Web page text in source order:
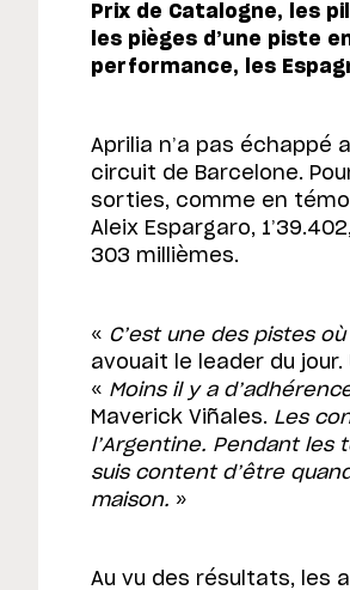
Prix de Catalogne, les
les pièges d’une piste
performance, les
Aprilia n’a pas échappé
circuit de Barcelone.
sorties, comme en
Aleix Espargaro,
303 millièmes.
« C’est une des pistes
avouait le leader du
« Moins il y a
Maverick Viñales. Les
l’Argentine. Pendant les
suis content d’être
maison. »
Au vu des résultats, les